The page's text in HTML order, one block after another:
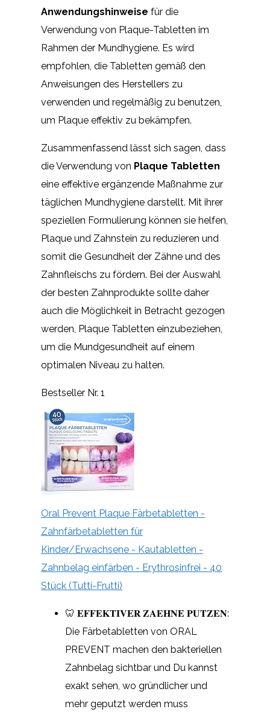
Anwendungshinweise für die
Verwendung von Plaque-Tabletten im
Rahmen der Mundhygiene. Es wird
empfohlen, die Tabletten gemäß den
Anweisungen des Herstellers zu
verwenden und regelmäßig zu benutzen,
um Plaque effektiv zu bekämpfen.
Zusammenfassend lässt sich sagen, dass
die Verwendung von Plaque Tabletten
eine effektive ergänzende Maßnahme zur
täglichen Mundhygiene darstellt. Mit ihrer
speziellen Formulierung können sie helfen,
Plaque und Zahnstein zu reduzieren und
somit die Gesundheit der Zähne und des
Zahnfleischs zu fördern. Bei der Auswahl
der besten Zahnprodukte sollte daher
auch die Möglichkeit in Betracht gezogen
werden, Plaque Tabletten einzubeziehen,
um die Mundgesundheit auf einem
optimalen Niveau zu halten.
Bestseller Nr. 1
Oral Prevent Plaque Färbetabletten -
Zahnfärbetabletten für
Kinder/Erwachsene - Kautabletten -
Zahnbelag einfärben - Erythrosinfrei - 40
Stück (Tutti-Frutti)
🦷 𝐄𝐅𝐅𝐄𝐊𝐓𝐈𝐕𝐄𝐑 𝐙𝐀𝐄𝐇𝐍𝐄 𝐏𝐔𝐓𝐙𝐄𝐍:
Die Färbetabletten von ORAL
PREVENT machen den bakteriellen
Zahnbelag sichtbar und Du kannst
exakt sehen, wo gründlicher und
mehr geputzt werden muss